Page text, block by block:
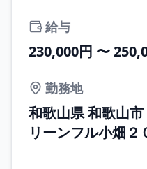
給与
230,000円 〜
勤務地
和歌山県 和歌山
リーンフル小畑２